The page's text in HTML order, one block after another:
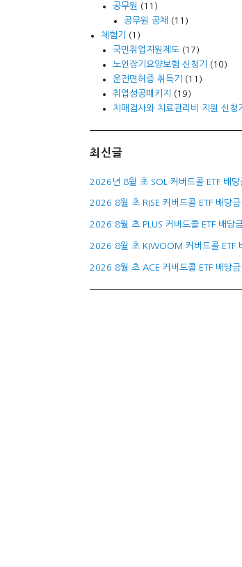
공무원
(11)
공무원 공채 (11)
체험기
(1)
국민취업지원제도(17)
노인장기요양보험 신청기
(10)
운전면허증 취득기
(11)
취업성공패키지
(19)
치매검사와 치료관리비 지원 신청기
최신글
2026년 8월 초 SOL 커버드콜 ETF 배당
2026 8월 초 RISE 커버드콜 ETF 배당
2026 8월 초 PLUS 커버드콜 ETF 배당
2026 8월 초 KIWOOM 커버드콜 ETF
2026 8월 초 ACE 커버드콜 ETF 배당